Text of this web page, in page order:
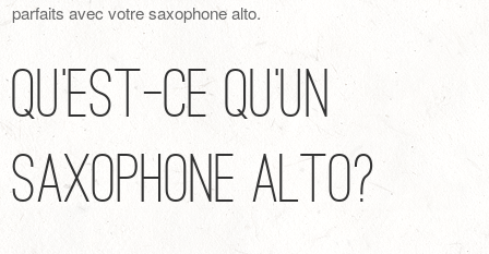
parfaits avec votre saxophone alto.
Qu’est-Ce Qu’un
Saxophone Alto?